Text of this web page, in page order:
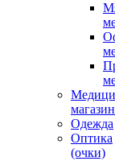
Одежда
Оптика
(очки)